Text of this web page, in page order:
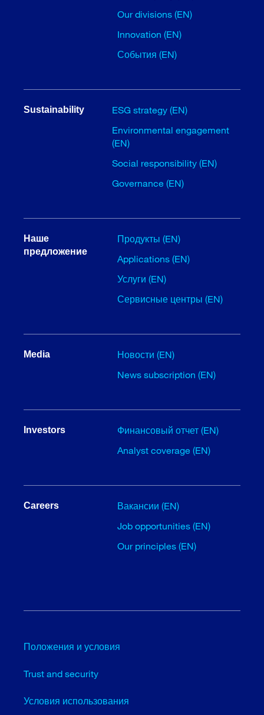
Our divisions (EN)
Innovation (EN)
События (EN)
Sustainability
ESG strategy (EN)
Environmental engagement
(EN)
Social responsibility (EN)
Governance (EN)
Наше
предложение
Продукты (EN)
Applications (EN)
Услуги (EN)
Сервисные центры (EN)
Media
Новости (EN)
News subscription (EN)
Investors
Финансовый отчет (EN)
Analyst coverage (EN)
Careers
Вакансии (EN)
Job opportunities (EN)
Our principles (EN)
Положения и условия
Trust and security
Условия использования